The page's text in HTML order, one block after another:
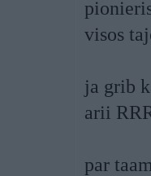
visos
ja grib
arii
par